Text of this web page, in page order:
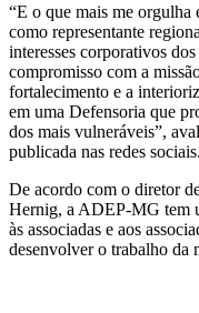
“E o que mais me orgulha
como representante
interesses corporativos
compromisso com a
fortalecimento e a
em uma Defensoria que
dos mais vulneráveis”,
publicada nas redes sociais.
De acordo com o diretor
Hernig, a ADEP-MG tem
às associadas e aos
desenvolver o trabalho da